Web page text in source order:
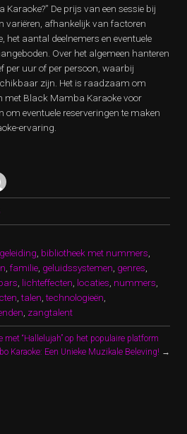
De prijs van een sessie bij
variëren, afhankelijk van factoren
het aantal deelnemers en eventuele
Over het algemeen hanteren
per uur of per persoon, waarbij
zijn. Het is raadzaam om
met Black Mamba Karaoke voor
eventuele reserveringen te maken
ervaring.
bibliotheek met nummers
familie geluidssystemen genres
lichteffecten locaties nummers
,talen ,technologieën
zangtalent
met “Hallelujah” op het populaire platform
Karaoke: Een Unieke Muzikale Beleving! →